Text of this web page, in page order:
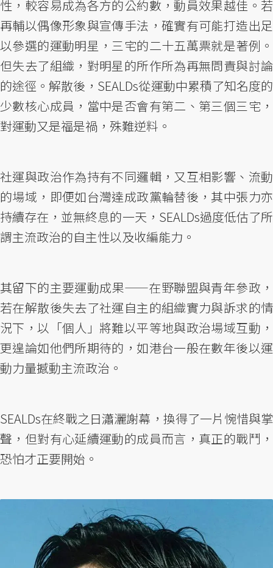
性，較容易成為各方的公約數，動員效果越佳。若
再輔以偶像形象與宣傳手法，確實有可能打造出足
以參選的運動明星，三宅的二十五萬票就是著例。
但失去了組織，對明星的所作所為再無問責與討論
的途徑。解散後，SEALDs從運動中累積了知名度的
少數核心成員，當中是否會有第二、第三個三宅，
對運動又是福是禍，殊難逆料。
社運與政治作為持有不同邏輯，又互相影響、流動
的場域，即便如台灣達成政黨輪替後，其中張力亦
持續存在，並無終息的一天，SEALDs過度低估了所
謂主流政治的自主性以及收編能力。
其留下的主要運動成果——在野聯盟與青年參政，
若在解散後失去了社運自主的組織實力與訴求的情
況下，以「個人」將難以平等地與政治場域互動，
更遑論如他們所期待的，如港台一般在數年後以運
動力量撼動主流政治。
SEALDs在終戰之日瀟灑謝幕，換得了一片惋惜與掌
聲，但對有心延續運動的成員而言，真正的戰鬥，
恐怕才正要開始。